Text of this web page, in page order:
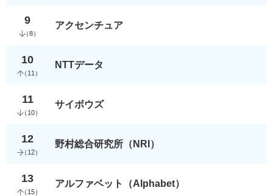
9
（8）
アクセンチュア
10
（ 11 ）
NTTデータ
11
（ 10）
サイボウズ
12
（ 12）
野村総合研究所（NRI）
13
（ 15）
アルファベット（Alphabet）